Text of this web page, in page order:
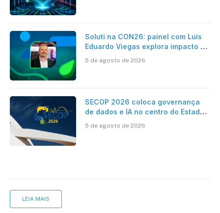
Soluti na CON26: painel com Luís
Eduardo Viegas explora impacto de
Contabilidade
5 de agosto de 2026
SECOP 2026 coloca governança
de dados e IA no centro do Estado
5 de agosto de 2026
LEIA MAIS